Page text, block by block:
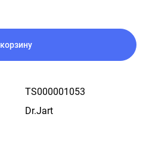
В корзину
TS000001053
Dr.Jart